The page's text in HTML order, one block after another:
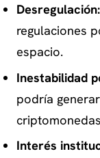
Desregulación:
regulaciones
espacio.
Inestabilidad
podría
Interés